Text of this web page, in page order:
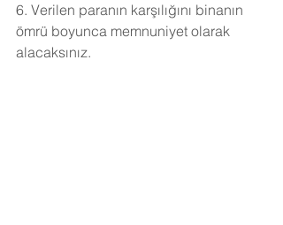
6. Verilen paranın karşılığını binanın
ömrü boyunca memnuniyet olarak
alacaksınız.